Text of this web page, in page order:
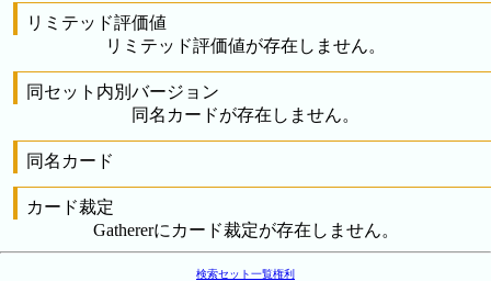
リミテッド評価値
リミテッド評価値が存在しません。
同セット内別バージョン
同名カードが存在しません。
同名カード
カード裁定
Gathererにカード裁定が存在しません。
検索セット一覧権利